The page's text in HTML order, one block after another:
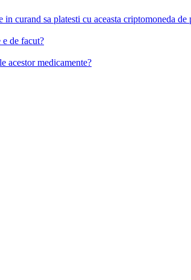
curand sa platesti cu aceasta criptomoneda de
de facut?
acestor medicamente?